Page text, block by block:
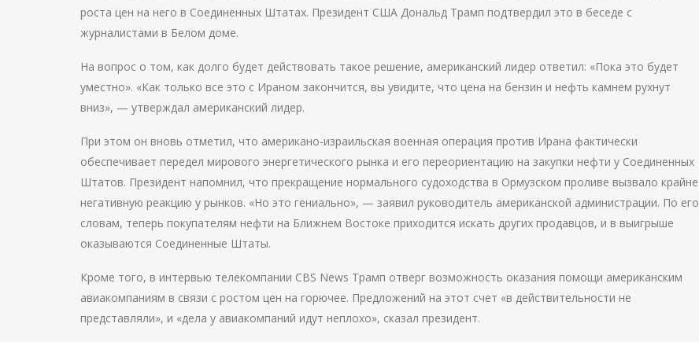
роста цен на него в Соединенных Штатах. Президент США Дональд Трамп подтвердил это в беседе с
журналистами в Белом доме.
На вопрос о том, как долго будет действовать такое решение, американский лидер ответил: «Пока это будет
уместно». «Как только все это с Ираном закончится, вы увидите, что цена на бензин и нефть камнем рухнут
вниз», — утверждал американский лидер.
При этом он вновь отметил, что американо-израильская военная операция против Ирана фактически
обеспечивает передел мирового энергетического рынка и его переориентацию на закупки нефти у Соединенных
Штатов. Президент напомнил, что прекращение нормального судоходства в Ормузском проливе вызвало крайне
негативную реакцию у рынков. «Но это гениально», — заявил руководитель американской администрации. По его
словам, теперь покупателям нефти на Ближнем Востоке приходится искать других продавцов, и в выигрыше
оказываются Соединенные Штаты.
Кроме того, в интервью телекомпании CBS News Трамп отверг возможность оказания помощи американским
авиакомпаниям в связи с ростом цен на горючее. Предложений на этот счет «в действительности не
представляли», и «дела у авиакомпаний идут неплохо», сказал президент.